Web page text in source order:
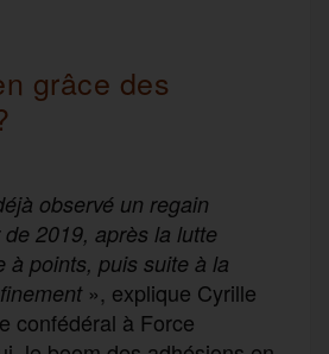
grâce des
éjà observé un regain
de 2019, après la lutte
à points, puis suite à la
», explique Cyrille
confédéral à Force